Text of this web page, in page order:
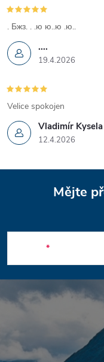
d
a
c
í
p
r
v
p
i
u
....
19.4.2026
. Бжз. . .ю ю..ю .ю..
Vladimír Kysela
12.4.2026
Velice spokojen
p
a
t
í
Mějte